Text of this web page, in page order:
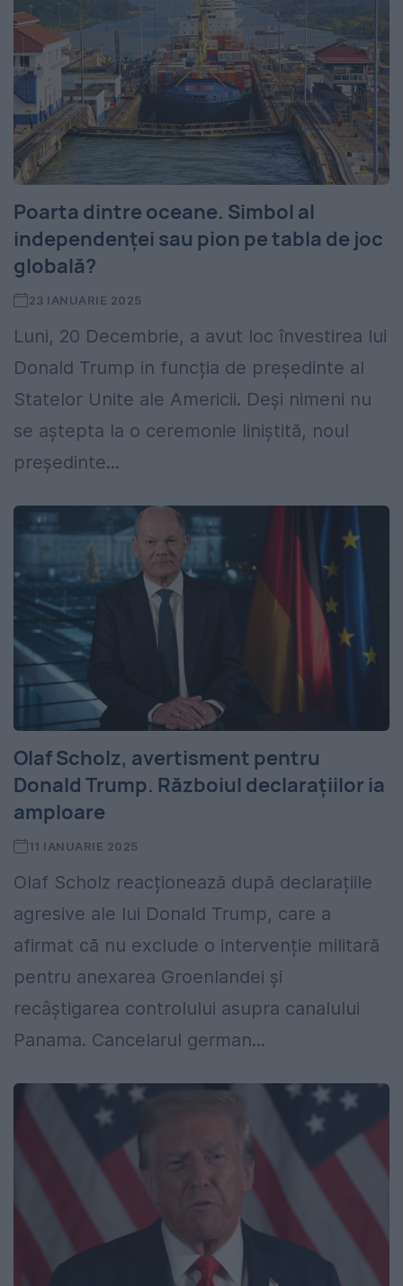
Poarta dintre oceane. Simbol al
independenței sau pion pe tabla de joc
globală?
23 IANUARIE 2025
Luni, 20 Decembrie, a avut loc învestirea lui
Donald Trump in funcția de președinte al
Statelor Unite ale Americii. Deși nimeni nu
se aștepta la o ceremonie liniștită, noul
președinte...
Olaf Scholz, avertisment pentru
Donald Trump. Războiul declarațiilor ia
amploare
11 IANUARIE 2025
Olaf Scholz reacționează după declarațiile
agresive ale lui Donald Trump, care a
afirmat că nu exclude o intervenție militară
pentru anexarea Groenlandei și
recâștigarea controlului asupra canalului
Panama. Cancelarul german...